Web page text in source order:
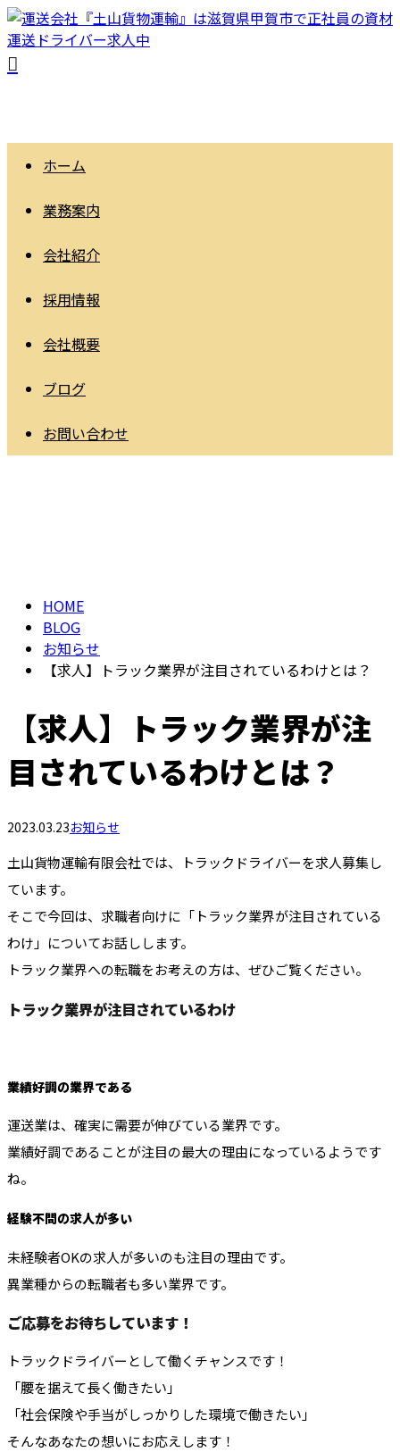
ホーム
業務案内
会社紹介
採用情報
会社概要
ブログ
お問い合わせ
HOME
BLOG
お知らせ
【求人】トラック業界が注目されているわけとは？
【求人】トラック業界が注
目されているわけとは？
2023.03.23お知らせ
土山貨物運輸有限会社では、トラックドライバーを求人募集し
ています。
そこで今回は、求職者向けに「トラック業界が注目されている
わけ」についてお話しします。
トラック業界への転職をお考えの方は、ぜひご覧ください。
トラック業界が注目されているわけ
業績好調の業界である
運送業は、確実に需要が伸びている業界です。
業績好調であることが注目の最大の理由になっているようです
ね。
経験不問の求人が多い
未経験者OKの求人が多いのも注目の理由です。
異業種からの転職者も多い業界です。
ご応募をお待ちしています！
トラックドライバーとして働くチャンスです！
「腰を据えて長く働きたい」
「社会保険や手当がしっかりした環境で働きたい」
そんなあなたの想いにお応えします！